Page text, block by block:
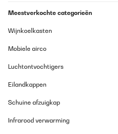
Meestverkochte categorieën
Wijnkoelkasten
Mobiele airco
Luchtontvochtigers
Eilandkappen
Schuine afzuigkap
Infrarood verwarming